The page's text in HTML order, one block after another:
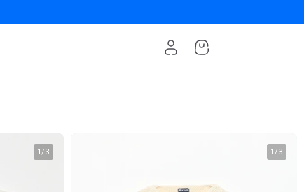
1/3 1/3